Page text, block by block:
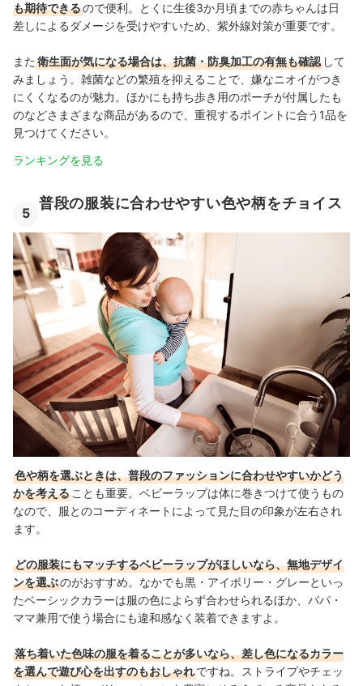
も期待できるので便利。とくに生後3か月頃までの赤ちゃんは日
差しによるダメージを受けやすいため、紫外線対策が重要です。
また 衛生面が気になる場合は、抗菌・防臭加工の有無も確認 して
みましょう。雑菌などの繁殖を抑えることで、嫌なニオイがつき
にくくなるのが魅力。ほかにも持ち歩き用のポーチが付属したも
のなどさまざまな商品があるので、重視するポイントに合う1品を
見つけてください。
ランキングを見る
5
普段の服装に合わせやすい色や柄をチョイス
色や柄を選ぶときは、普段のファッションに合わせやすいかどう
かを考える ことも重要。ベビーラップは体に巻きつけて使うもの
なので、服とのコーディネートによって見た目の印象が左右され
ます。
どの服装にもマッチするベビーラップがほしいなら、無地デザイ
ンを選ぶのがおすすめ。なかでも黒・アイボリー・グレーといっ
たベーシックカラーは服の色によらず合わせられるほか、パパ・
ママ兼用で使う場合にも違和感なく装着できますよ。
落ち着いた色味の服を着ることが多いなら、差し色になるカラー
を選んで遊び心を出すのもおしゃれですね。ストライプやチェッ